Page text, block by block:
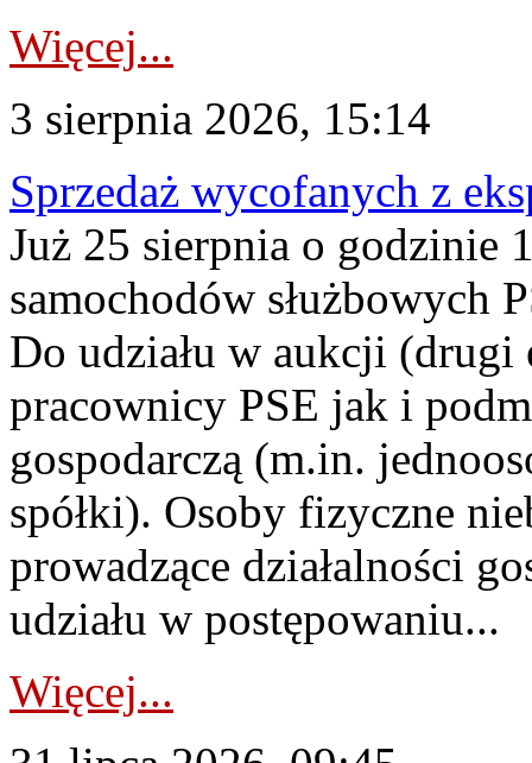
Więcej...
3 sierpnia 2026, 15:14
Sprzedaż wycofanych z
Już 25 sierpnia o godzinie
samochodów służbowych
Do udziału w aukcji (drugi
pracownicy PSE jak i
gospodarczą (m.in.
spółki). Osoby fizyczne
prowadzące działalności
udziału w postępowaniu...
Więcej...